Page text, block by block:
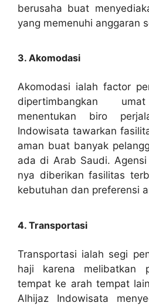
berusaha buat
yang memenuhi anggaran
3. Akomodasi
Akomodasi ialah factor
dipertimbangkan
menentukan biro
Indowisata tawarkan
aman buat banyak
ada di Arab Saudi.
nya diberikan fasilitas
kebutuhan dan preferensi
4. Transportasi
Transportasi ialah segi
haji karena melibatkan
tempat ke arah tempat
Alhijaz Indowisata